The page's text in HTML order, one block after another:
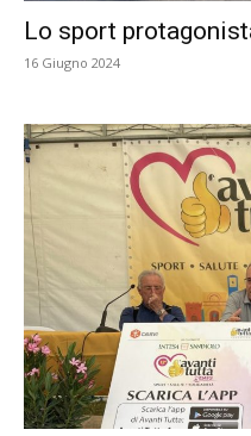
Lo sport
16 Giugno 2024